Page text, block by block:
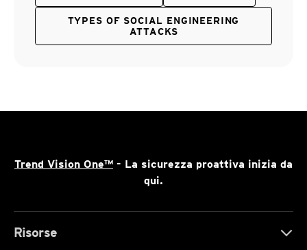
TYPES OF SOCIAL ENGINEERING
ATTACKS
Trend Vision One™ - La sicurezza proattiva inizia da
qui.
Risorse